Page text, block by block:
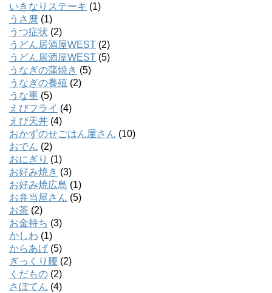
いきなりステーキ (1)
うさ麿 (1)
うつ症状 (2)
うどん居酒屋WEST (2)
うどん居酒屋WEST (5)
うなぎの蒲焼き (5)
うなぎの養殖 (2)
うな重 (5)
えびフライ (4)
えび天丼 (4)
おかずのせごはん屋さん (10)
おでん (2)
おにぎり (1)
お好み焼き (3)
お好み焼広島 (1)
お弁当屋さん (5)
お茶 (2)
お金持ち (3)
かしわ (1)
からあげ (5)
ぎっくり腰 (2)
くだもの (2)
さぼてん (4)